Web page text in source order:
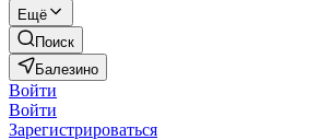
Ещё
Поиск
Балезино
Войти
Войти
Зарегистрироваться